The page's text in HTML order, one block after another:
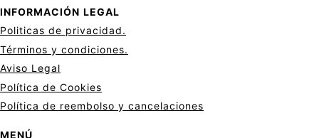
INFORMACIÓN LEGAL
Politicas de privacidad.
Términos y condiciones.
Aviso Legal
Política de Cookies
Política de reembolso y cancelaciones
MENÚ